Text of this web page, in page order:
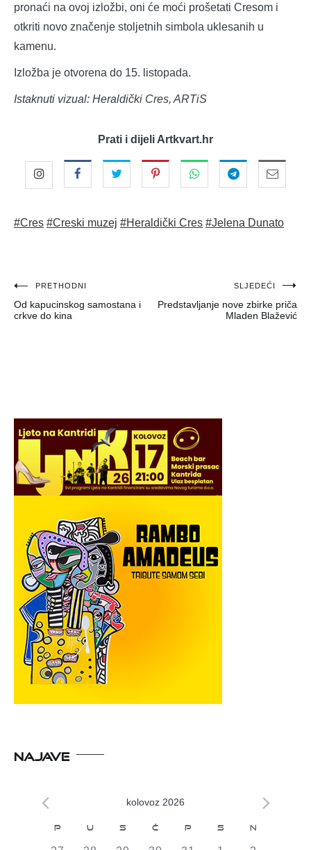
pronaći na ovoj izložbi, oni će moći prošetati Cresom i
otkriti novo značenje stoljetnih simbola uklesanih u
kamenu.
Izložba je otvorena do 15. listopada.
Istaknuti vizual: Heraldički Cres, ARTiS
Prati i dijeli Artkvart.hr
#Cres #Creski muzej #Heraldički Cres #Jelena Dunato
Navigacija
objava
PRETHODNI
Od kapucinskog samostana i
crkve do kina
SLJEDEĆI
Predstavljanje nove zbirke priča
Mladen Blažević
NAJAVE
kolovoz 2026
Kalendar
P U S Č P S N